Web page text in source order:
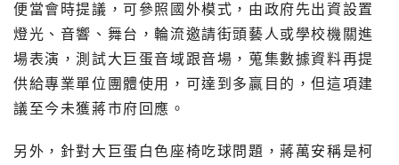
便當會時提議，可參照國外模式，由政府先出資設置
燈光、音響、舞台，輪流邀請街頭藝人或學校機關進
場表演，測試大巨蛋音域跟音場，蒐集數據資料再提
供給專業單位團體使用，可達到多贏目的，但這項建
議至今未獲蔣市府回應。
另外，針對大巨蛋白色座椅吃球問題，蔣萬安稱是柯